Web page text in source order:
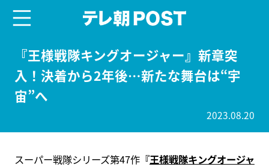
『王様戦隊キングオージャー』新章突
入！決着から2年後…新たな舞台は“宇
宙”へ
2023.08.20
スーパー戦隊シリーズ第47作『王様戦隊キングオージャ